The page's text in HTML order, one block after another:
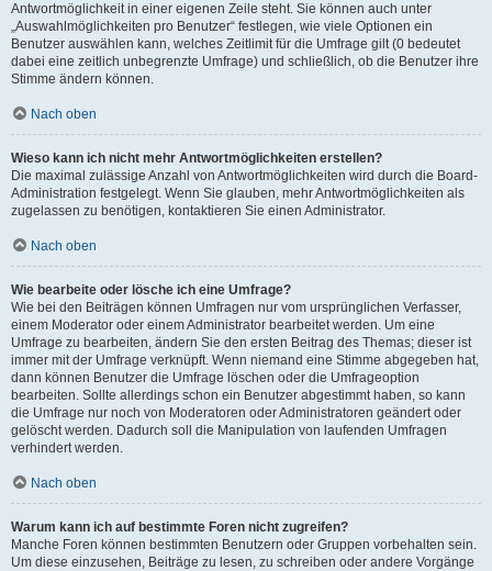
Antwortmöglichkeit in einer eigenen Zeile steht. Sie können auch unter
„Auswahlmöglichkeiten pro Benutzer“ festlegen, wie viele Optionen ein
Benutzer auswählen kann, welches Zeitlimit für die Umfrage gilt (0 bedeutet
dabei eine zeitlich unbegrenzte Umfrage) und schließlich, ob die Benutzer ihre
Stimme ändern können.
Nach oben
Wieso kann ich nicht mehr Antwortmöglichkeiten erstellen?
Die maximal zulässige Anzahl von Antwortmöglichkeiten wird durch die Board-
Administration festgelegt. Wenn Sie glauben, mehr Antwortmöglichkeiten als
zugelassen zu benötigen, kontaktieren Sie einen Administrator.
Nach oben
Wie bearbeite oder lösche ich eine Umfrage?
Wie bei den Beiträgen können Umfragen nur vom ursprünglichen Verfasser,
einem Moderator oder einem Administrator bearbeitet werden. Um eine
Umfrage zu bearbeiten, ändern Sie den ersten Beitrag des Themas; dieser ist
immer mit der Umfrage verknüpft. Wenn niemand eine Stimme abgegeben hat,
dann können Benutzer die Umfrage löschen oder die Umfrageoption
bearbeiten. Sollte allerdings schon ein Benutzer abgestimmt haben, so kann
die Umfrage nur noch von Moderatoren oder Administratoren geändert oder
gelöscht werden. Dadurch soll die Manipulation von laufenden Umfragen
verhindert werden.
Nach oben
Warum kann ich auf bestimmte Foren nicht zugreifen?
Manche Foren können bestimmten Benutzern oder Gruppen vorbehalten sein.
Um diese einzusehen, Beiträge zu lesen, zu schreiben oder andere Vorgänge